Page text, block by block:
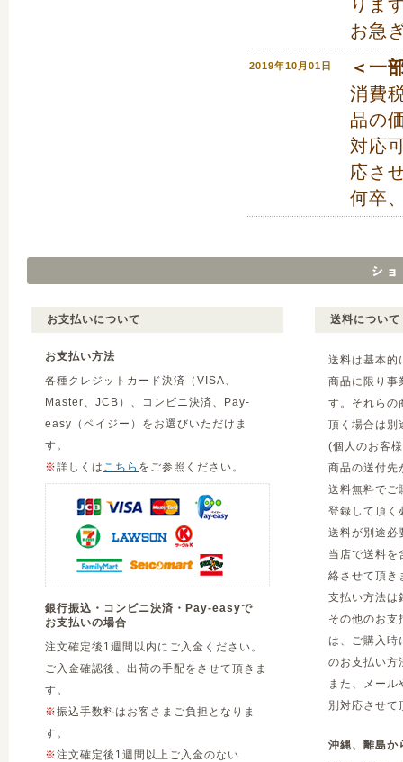
りま
お急
2019年10月01日
＜一
消費
品の
対応
応さ
何卒
お支払いについて
お支払い方法
各種クレジットカード決済（VISA、
Master、JCB）、コンビニ決済、Pay-
easy（ペイジー）をお選びいただけま
す。
※詳しくは こちら をご参照ください。
銀行振込・コンビニ決済・Pay-easyで
お支払いの場合
注文確定後1週間以内にご入金ください。
ご入金確認後、出荷の手配をさせて頂きま
す。
※振込手数料はお客さまご負担となりま
す。
※注文確定後1週間以上ご入金のない
送料について
送料は基本的
商品に限り事
す。それらの
頂く場合は別
(個人のお客
商品の送付先
送料無料でご
登録して頂く
送料が別途必
当店で送料を
絡させて頂き
支払い方法は
その他のお支
は、ご購入時
のお支払い方
また、メー
別対応させて
沖縄、離島か